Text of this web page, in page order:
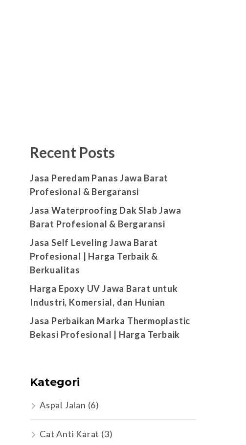
Recent Posts
Jasa Peredam Panas Jawa Barat
Profesional & Bergaransi
Jasa Waterproofing Dak Slab Jawa
Barat Profesional & Bergaransi
Jasa Self Leveling Jawa Barat
Profesional | Harga Terbaik &
Berkualitas
Harga Epoxy UV Jawa Barat untuk
Industri, Komersial, dan Hunian
Jasa Perbaikan Marka Thermoplastic
Bekasi Profesional | Harga Terbaik
Kategori
Aspal Jalan (6)
Cat Anti Karat (3)